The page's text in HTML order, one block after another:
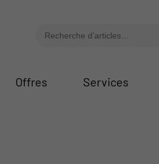
Offres Services